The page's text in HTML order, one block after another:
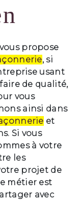
vous propose
, si
usant
de qualité,
vous
ainsi dans
et
Si vous
à votre
les
projet de
métier est
avec